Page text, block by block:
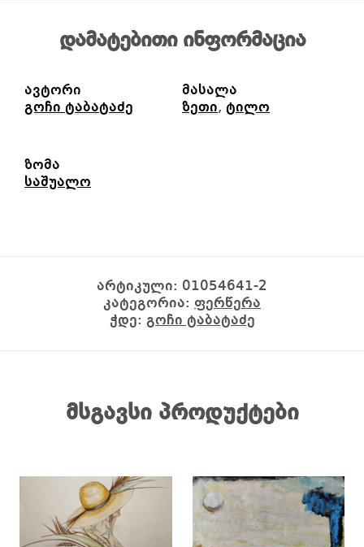
დამატებითი ინფორმაცია
ავტორი
გოჩი ტაბატაძე
მასალა
ზეთი, ტილო
ზომა
საშუალო
არტიკული: 01054641-2
კატეგორია: ფერწერა
ჭდე: გოჩი ტაბატაძე
მსგავსი პროდუქტები